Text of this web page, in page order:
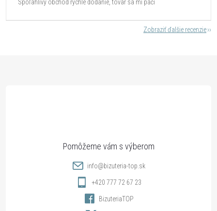
Spoľahlivý obchod rýchle dodanie, tovar sa mi páči
Zobraziť ďalšie recenzie
info@bizuteria-top.sk
+420 777 72 67 23
BizuteriaTOP